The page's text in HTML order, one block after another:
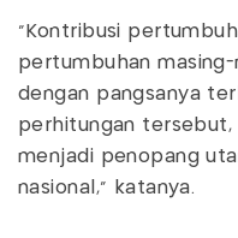
“Kontribusi
pertumbuhan
dengan pangsanya
perhitungan tersebut,
menjadi penopang
nasional,” katanya.